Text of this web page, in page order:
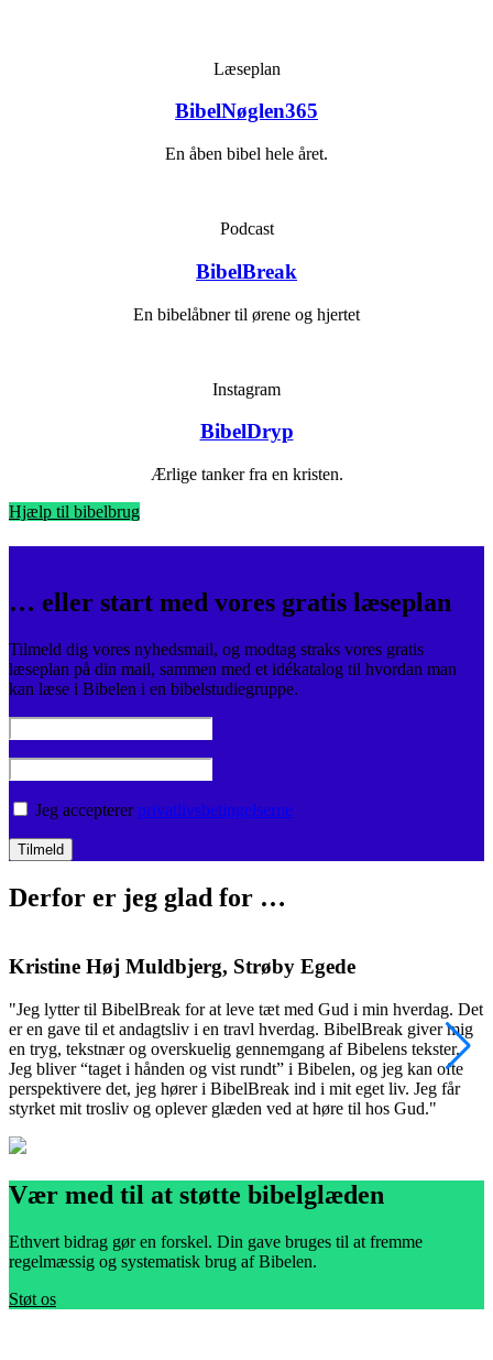
Læseplan
BibelNøglen365
En åben bibel hele året.
Podcast
BibelBreak
En bibelåbner til ørene og hjertet
Instagram
BibelDryp
Ærlige tanker fra en kristen.
Hjælp til bibelbrug
… eller start med vores gratis læseplan
Tilmeld dig vores nyhedsmail, og modtag straks vores gratis
læseplan på din mail, sammen med et idékatalog til hvordan man
kan læse i Bibelen i en bibelstudiegruppe.
Jeg accepterer privatlivsbetingelserne
Derfor er jeg glad for …
Kristine Høj Muldbjerg, Strøby Egede
"Jeg lytter til BibelBreak for at leve tæt med Gud i min hverdag. Det
er en gave til et andagtsliv i en travl hverdag. BibelBreak giver mig
en tryg, tekstnær og overskuelig gennemgang af Bibelens tekster.
Jeg bliver “taget i hånden og vist rundt” i Bibelen, og jeg kan ofte
perspektivere det, jeg hører i BibelBreak ind i mit eget liv. Jeg får
styrket mit trosliv og oplever glæden ved at høre til hos Gud."
Vær med til at støtte bibelglæden
Ethvert bidrag gør en forskel. Din gave bruges til at fremme
regelmæssig og systematisk brug af Bibelen.
Støt os